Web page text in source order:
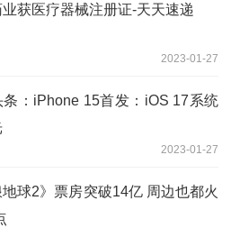
获医疗器械注册证-天天速递
2023-01-27
条：iPhone 15首发：iOS 17系统
2023-01-27
地球2》票房突破14亿 周边也都火